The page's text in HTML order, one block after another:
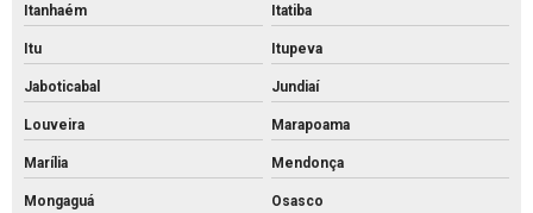
Piso intertravado de concreto
Piso intertravado preço instalado
Piso intertravado preço m2 rs
Itanhaém Itatiba
Itu Itupeva
Jaboticabal Jundiaí
Louveira Marapoama
Marília Mendonça
Mongaguá Osasco